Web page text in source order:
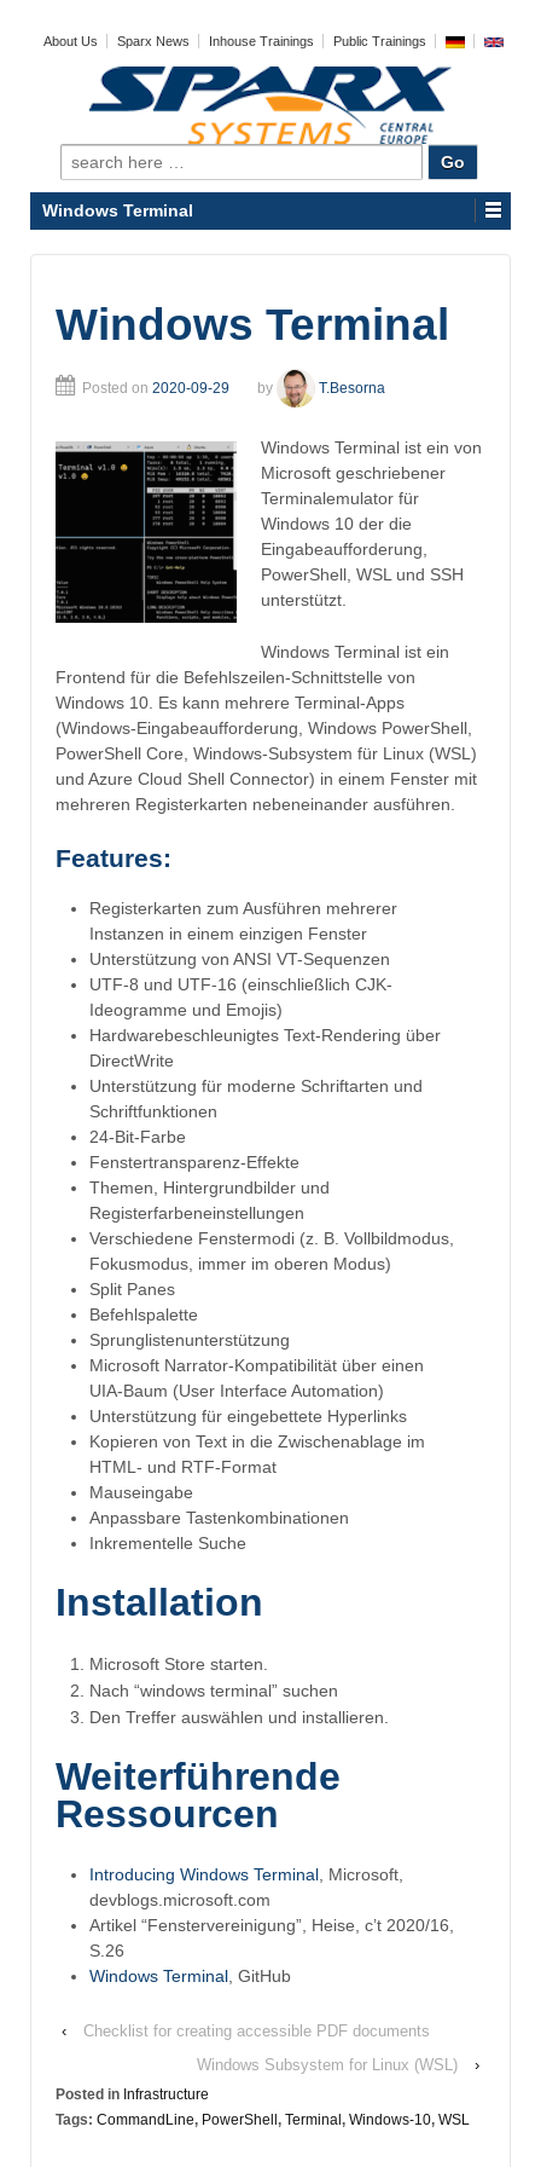
About Us Sparx News Inhouse Trainings Public Trainings
Search
for:
Windows Terminal
Windows Terminal
Posted on 2020-09-29 by T.Besorna
Windows Terminal ist ein von
Microsoft geschriebener
Terminalemulator für
Windows 10 der die
Eingabeaufforderung,
PowerShell, WSL und SSH
unterstützt.
Windows Terminal ist ein
Frontend für die Befehlszeilen-Schnittstelle von
Windows 10. Es kann mehrere Terminal-Apps
(Windows-Eingabeaufforderung, Windows PowerShell,
PowerShell Core, Windows-Subsystem für Linux (WSL)
und Azure Cloud Shell Connector) in einem Fenster mit
mehreren Registerkarten nebeneinander ausführen.
Features:
Registerkarten zum Ausführen mehrerer
Instanzen in einem einzigen Fenster
Unterstützung von ANSI VT-Sequenzen
UTF-8 und UTF-16 (einschließlich CJK-
Ideogramme und Emojis)
Hardwarebeschleunigtes Text-Rendering über
DirectWrite
Unterstützung für moderne Schriftarten und
Schriftfunktionen
24-Bit-Farbe
Fenstertransparenz-Effekte
Themen, Hintergrundbilder und
Registerfarbeneinstellungen
Verschiedene Fenstermodi (z. B. Vollbildmodus,
Fokusmodus, immer im oberen Modus)
Split Panes
Befehlspalette
Sprunglistenunterstützung
Microsoft Narrator-Kompatibilität über einen
UIA-Baum (User Interface Automation)
Unterstützung für eingebettete Hyperlinks
Kopieren von Text in die Zwischenablage im
HTML- und RTF-Format
Mauseingabe
Anpassbare Tastenkombinationen
Inkrementelle Suche
Installation
Microsoft Store starten.
Nach “windows terminal” suchen
Den Treffer auswählen und installieren.
Weiterführende
Ressourcen
Introducing Windows Terminal , Microsoft,
devblogs.microsoft.com
Artikel “Fenstervereinigung”, Heise, c’t 2020/16,
S.26
Windows Terminal , GitHub
‹
Checklist for creating accessible PDF documents
Windows Subsystem for Linux (WSL)
›
Posted in Infrastructure
Tags: CommandLine, PowerShell , Terminal , Windows-10, WSL